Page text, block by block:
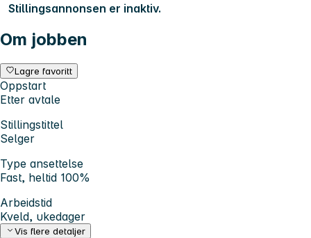
Stillingsannonsen er inaktiv.
Om jobben
Lagre favoritt
Oppstart
Etter avtale
Stillingstittel
Selger
Type ansettelse
Fast, heltid 100%
Arbeidstid
Kveld, ukedager
Vis flere detaljer